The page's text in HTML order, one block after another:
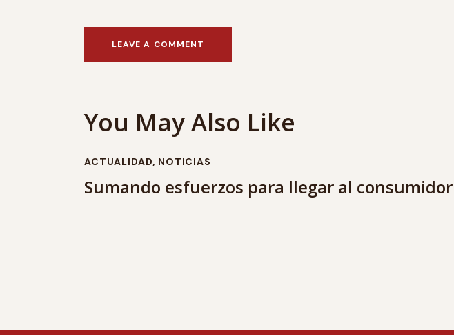
You May Also Like
ACTUALIDAD, NOTICIAS
Sumando esfuerzos para llegar al consumidor